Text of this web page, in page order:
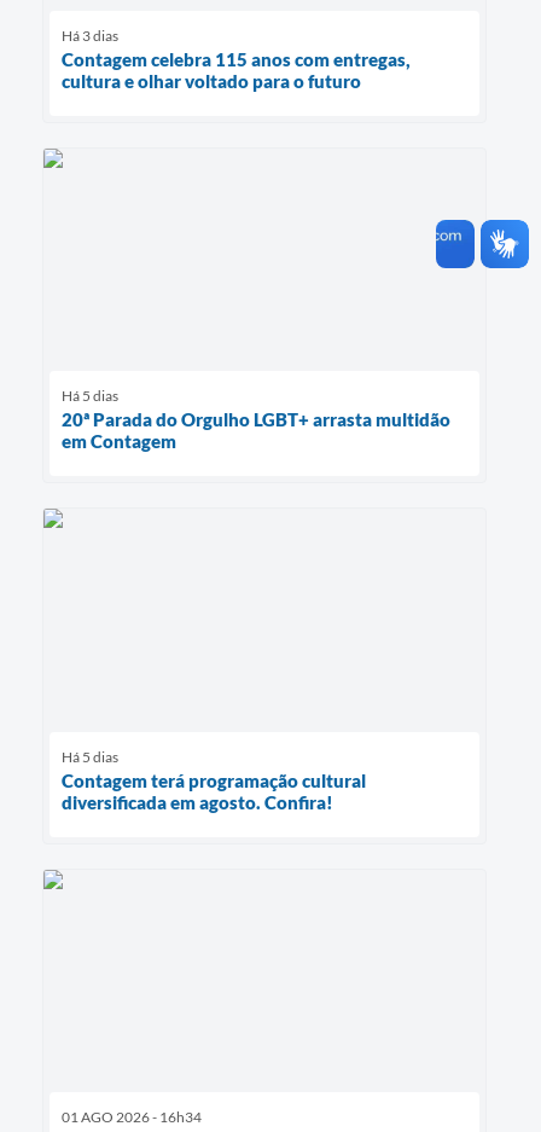
Há 3 dias
Contagem celebra 115 anos com entregas,
cultura e olhar voltado para o futuro
Há 5 dias
20ª Parada do Orgulho LGBT+ arrasta multidão
em Contagem
Há 5 dias
Contagem terá programação cultural
diversificada em agosto. Confira!
01 AGO 2026 - 16h34